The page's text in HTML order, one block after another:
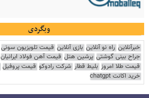
وبگردی
خبرآنلاین راه نو آنلاین بازی آنلاین قیمت تلویزیون سونی
جراح بینی گوشتی پرشین هتل قیمت آهن فولاد ایرانیان
قیمت طلا امروز بلیط قطار شرکت رادوکو قیمت پروفیل
خرید اکانت chatgpt